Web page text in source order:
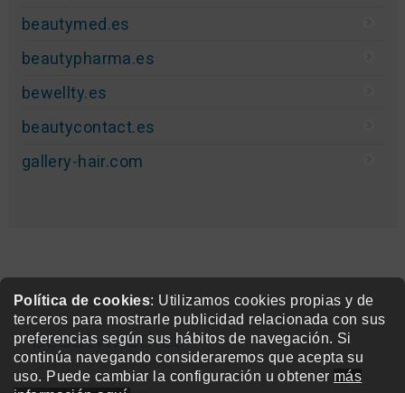
Política de cookies: Utilizamos cookies propias y de
terceros para mostrarle publicidad relacionada con sus
preferencias según sus hábitos de navegación. Si
continúa navegando consideraremos que acepta su
uso. Puede cambiar la configuración u obtener más
beautymed.es
beautypharma.es
bewellty.es
beautycontact.es
gallery-hair.com
beautymed.es
Copyright © 2015-2026 BeautyMarket S.L.